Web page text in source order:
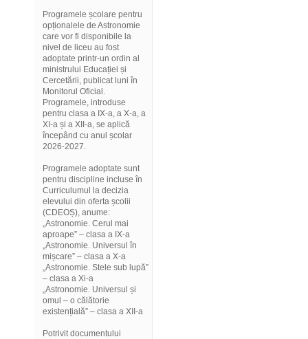
Programele școlare pentru
opționalele de Astronomie
care vor fi disponibile la
nivel de liceu au fost
adoptate printr-un ordin al
ministrului Educației și
Cercetării, publicat luni în
Monitorul Oficial.
Programele, introduse
pentru clasa a IX-a, a X-a, a
XI-a și a XII-a, se aplică
începând cu anul școlar
2026-2027.
Programele adoptate sunt
pentru discipline incluse în
Curriculumul la decizia
elevului din oferta școlii
(CDEOȘ), anume:
„Astronomie. Cerul mai
aproape” – clasa a IX-a
„Astronomie. Universul în
mișcare” – clasa a X-a
„Astronomie. Stele sub lupă”
– clasa a Xi-a
„Astronomie. Universul și
omul – o călătorie
existențială” – clasa a XII-a
Potrivit documentului